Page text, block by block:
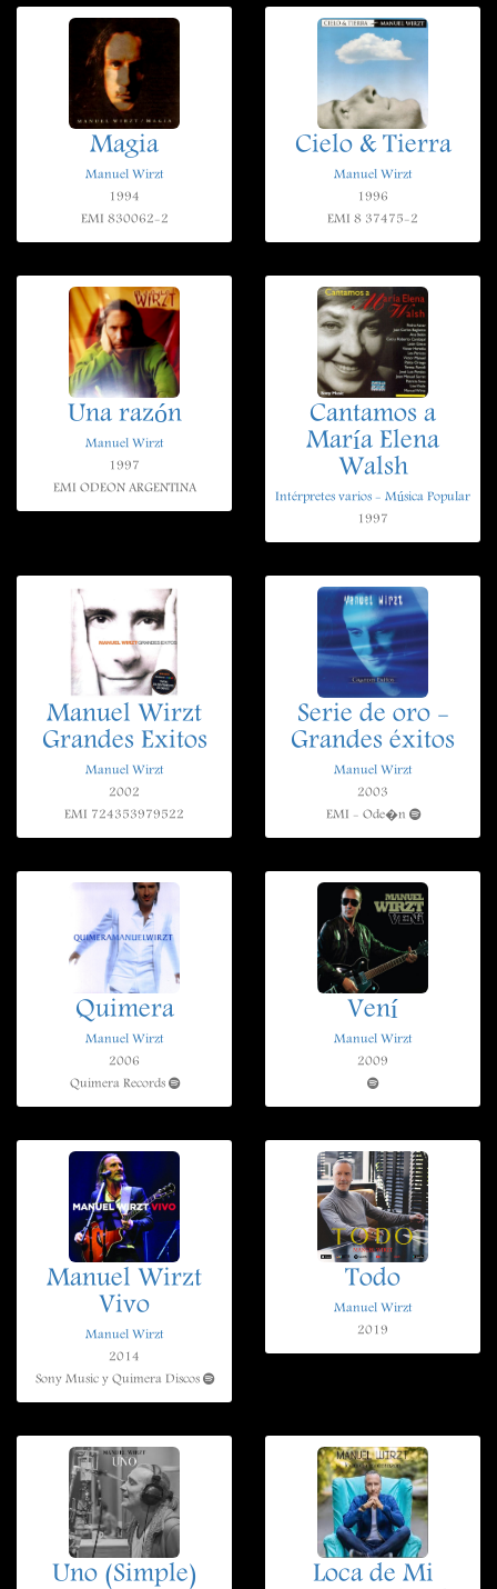
Magia
Manuel Wirzt
1994
EMI 830062-2
Cielo & Tierra
Manuel Wirzt
1996
EMI 8 37475-2
Una razón
Manuel Wirzt
1997
EMI ODEON ARGENTINA
Cantamos a
María Elena
Walsh
Intérpretes varios - Música Popular
1997
Manuel Wirzt
Grandes Exitos
Manuel Wirzt
2002
EMI 724353979522
Serie de oro -
Grandes éxitos
Manuel Wirzt
2003
EMI - Ode�n
Quimera
Manuel Wirzt
2006
Quimera Records
Vení
Manuel Wirzt
2009
Manuel Wirzt
Vivo
Manuel Wirzt
2014
Sony Music y Quimera Discos
Todo
Manuel Wirzt
2019
Uno (Simple)
Loca de Mi